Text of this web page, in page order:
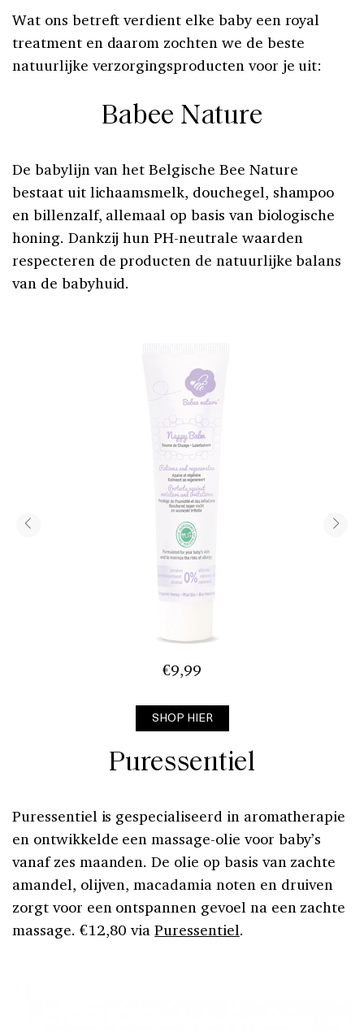
Wat ons betreft verdient elke baby een royal
treatment en daarom zochten we de beste
natuurlijke verzorgingsproducten voor je uit:
Babee Nature
De babylijn van het Belgische Bee Nature
bestaat uit lichaamsmelk, douchegel, shampoo
en billenzalf, allemaal op basis van biologische
honing. Dankzij hun PH-neutrale waarden
respecteren de producten de natuurlijke balans
van de babyhuid.
€9,99
SHOP HIER
Puressentiel
Puressentiel is gespecialiseerd in aromatherapie
en ontwikkelde een massage-olie voor baby’s
vanaf zes maanden. De olie op basis van zachte
amandel, olijven, macadamia noten en druiven
zorgt voor een ontspannen gevoel na een zachte
massage. €12,80 viaPuressentiel.